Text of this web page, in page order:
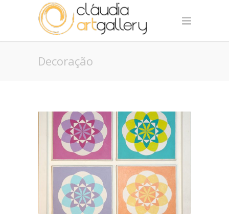
Decoração